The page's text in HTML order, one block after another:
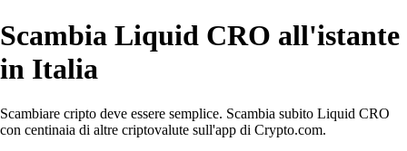
Scambia Liquid CRO all'istante
in Italia
Scambiare cripto deve essere semplice. Scambia subito Liquid CRO
con centinaia di altre criptovalute sull'app di Crypto.com.